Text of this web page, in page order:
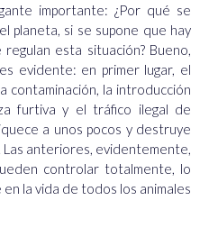
importante: ¿Por qué se
planeta, si se supone que hay
esta situación? Bueno,
evidente: en primer lugar, el
contaminación , la introducción
furtiva y el tráfico ilegal de
a unos pocos y destruye
. Las anteriores, evidentemente,
controlar totalmente, lo
la vida de todos los animales